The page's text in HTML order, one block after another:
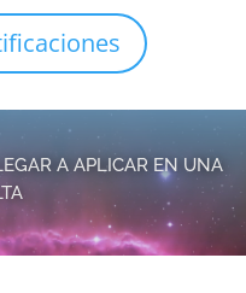
A APLICAR EN UNA